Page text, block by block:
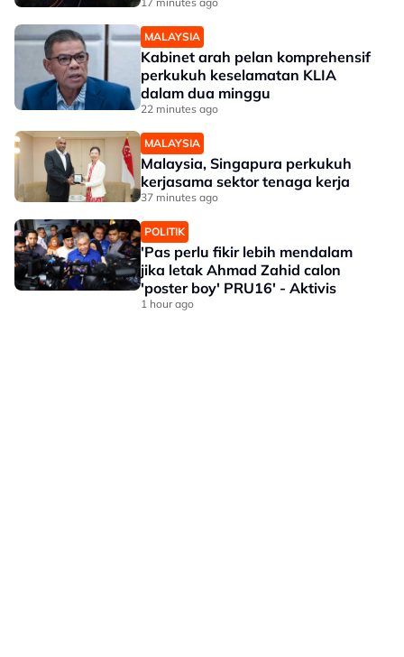
MALAYSIA
Kabinet arah pelan komprehensif
perkukuh keselamatan KLIA
dalam dua minggu
22 minutes ago
MALAYSIA
Malaysia, Singapura perkukuh
kerjasama sektor tenaga kerja
37 minutes ago
POLITIK
'Pas perlu fikir lebih mendalam
jika letak Ahmad Zahid calon
'poster boy' PRU16' - Aktivis
1 hour ago